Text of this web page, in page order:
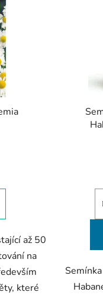
až 50
na
které